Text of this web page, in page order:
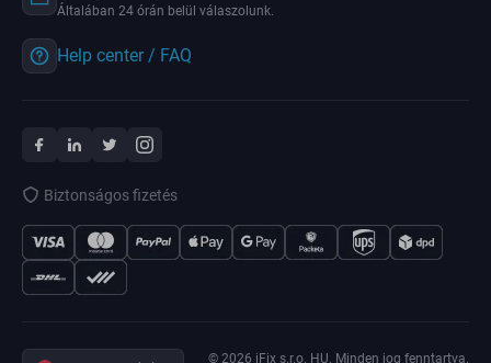
Általában 24 órán belül válaszolunk.
Help center / FAQ
Biztonságos fizetés
© 2026 iFix s.r.o. HU. Minden jog fenntartva.